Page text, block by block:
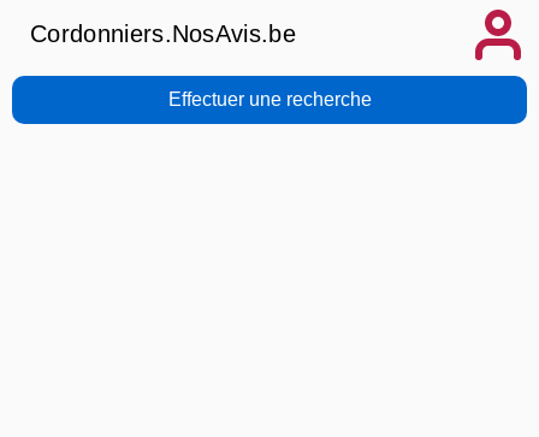
Cordonniers.NosAvis.be
Effectuer une recherche